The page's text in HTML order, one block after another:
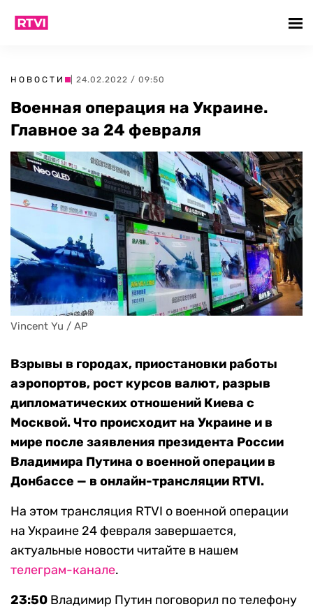
НОВОСТИ | 24.02.2022 / 09:50
Военная операция на Украине.
Главное за 24 февраля
Vincent Yu / AP
Взрывы в городах, приостановки работы
аэропортов, рост курсов валют, разрыв
дипломатических отношений Киева с
Москвой. Что происходит на Украине и в
мире после заявления президента России
Владимира Путина о военной операции в
Донбассе — в онлайн-трансляции RTVI.
На этом трансляция RTVI о военной операции
на Украине 24 февраля завершается,
актуальные новости читайте в нашем
телеграм-канале.
23:50 Владимир Путин поговорил по телефону